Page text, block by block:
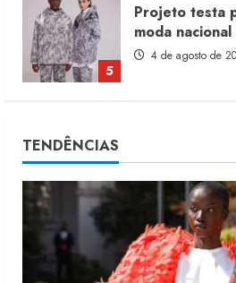
5
Projeto testa
moda nacional
4 de agosto de
1
Moda vende
produtos
TENDÊNCIAS